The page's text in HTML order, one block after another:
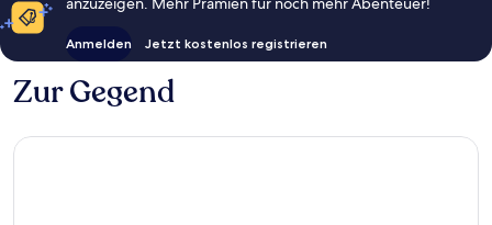
Anmelden Jetzt kostenlos registrieren
Zur Gegend